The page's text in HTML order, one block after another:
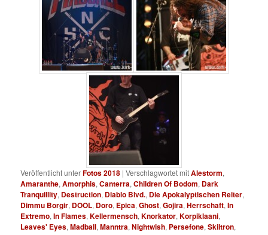
Veröffentlicht unterFotos 2018 |Verschlagwortet mitAlestorm,
Amaranthe,Amorphis,Canterra,Children Of Bodom, Dark
Tranquillity, Destruction, Diablo Blvd., Die Apokalyptischen Reiter,
Dimmu Borgir, DOOL, Doro, Epica,Ghost,Gojira,Herrschaft,In
Extremo,In Flames,Kellermensch,Knorkator,Korpiklaani,
Leaves' Eyes,Madball,Manntra,Nightwish, Persefone,Skiltron,